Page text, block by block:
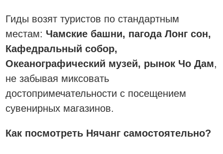
Гиды возят туристов по стандартным
местам: Чамские башни, пагода Лонг сон,
Кафедральный собор,
Океанографический музей, рынок Чо Дам,
не забывая миксовать
достопримечательности с посещением
сувенирных магазинов.
Как посмотреть Нячанг самостоятельно?